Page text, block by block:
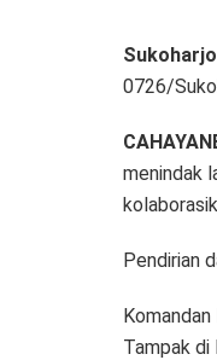
Sukoharjo
0726/
menindak
Pendirian
Tampak di